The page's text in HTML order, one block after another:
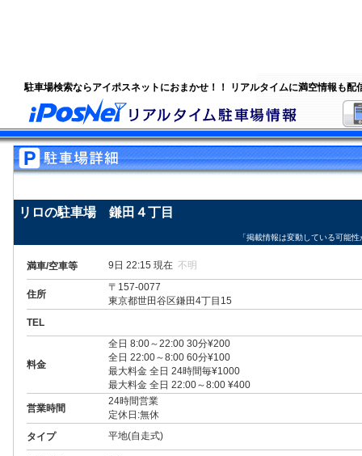
駐車場検索ならアイポスネットにおまかせ！！ リアルタイムに満空情報も配
リロの駐車場 鎌田４丁目
「掲載情報は変動している可能
満車/空車等 9日 22:15 現在不明
住所
〒157-0077
東京都世田谷区鎌田4丁目15
TEL
料金
全日 8:00～22:00 30分¥200
全日 22:00～8:00 60分¥100
最大料金 全日 24時間毎¥1000
最大料金 全日 22:00～8:00 ¥400
営業時間
24時間営業
定休日:無休
タイプ
平地(自走式)